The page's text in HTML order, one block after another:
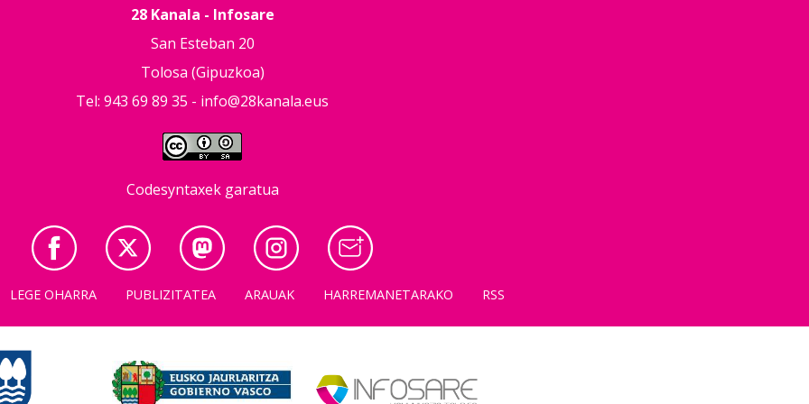
28 Kanala - Infosare
San Esteban 20
Tolosa (Gipuzkoa)
Tel: 943 69 89 35 - info@28kanala.eus
Codesyntaxek garatua
LEGE OHARRA PUBLIZITATEA ARAUAK HARREMANETARAKO RSS